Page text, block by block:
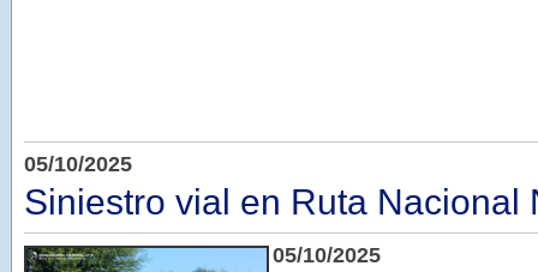
05/10/2025
Siniestro vial en Ruta Nacional
05/10/2025